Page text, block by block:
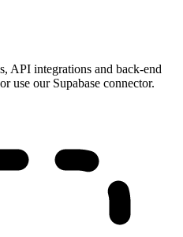
API integrations and back-end
use our Supabase connector.